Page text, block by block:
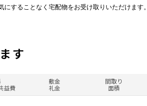
することなく宅配物をお受け取りいただけます。
す
益費
敷金
礼金
間取り
面積